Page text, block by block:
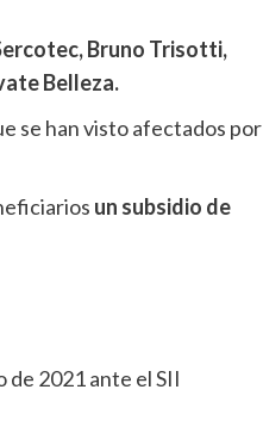
Bruno Trisotti,
Belleza.
se han visto afectados por
un subsidio de
de 2021 ante el SII